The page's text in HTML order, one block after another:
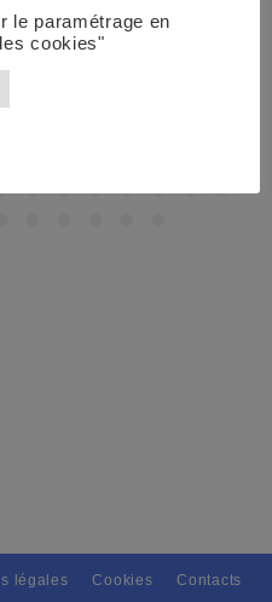
// L'amitié tu
légales Cookies Contacts
le paramétrage en
cookies"